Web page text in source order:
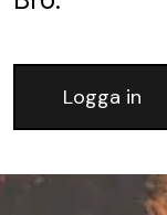
Logga in